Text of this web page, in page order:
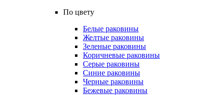
По цвету
Белые раковины
Желтые раковины
Зеленые раковины
Коричневые раковины
Серые раковины
Синие раковины
Черные раковины
Бежевые раковины